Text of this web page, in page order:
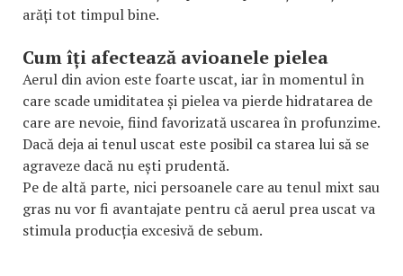
arăți tot timpul bine.
Cum îți afectează avioanele pielea
Aerul din avion este foarte uscat, iar în momentul în
care scade umiditatea și pielea va pierde hidratarea de
care are nevoie, fiind favorizată uscarea în profunzime.
Dacă deja ai tenul uscat este posibil ca starea lui să se
agraveze dacă nu ești prudentă.
Pe de altă parte, nici persoanele care au tenul mixt sau
gras nu vor fi avantajate pentru că aerul prea uscat va
stimula producția excesivă de sebum.